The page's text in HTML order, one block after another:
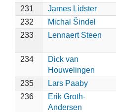
231 James Lidster
232
Michal Šindel
233
Lennaert Steen
234
Dick van
Houwelingen
235 Lars Paaby
236
Erik Groth-
Andersen